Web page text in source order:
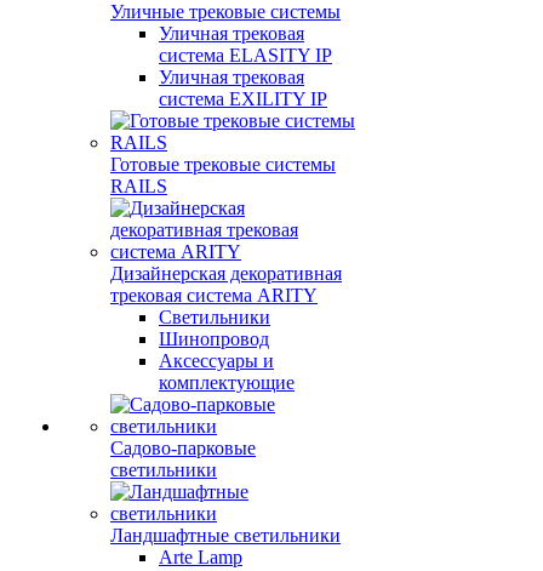
Уличные трековые системы
Уличная трековая
система ELASITY IP
Уличная трековая
система EXILITY IP
Готовые трековые системы
RAILS
Дизайнерская декоративная
трековая система ARITY
Светильники
Шинопровод
Аксессуары и
комплектующие
Садово-парковые
светильники
Ландшафтные светильники
Arte Lamp